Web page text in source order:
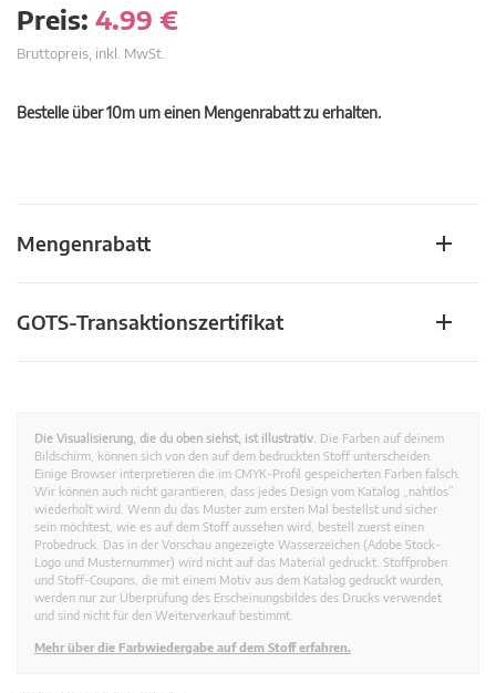
Preis: 4.99 €
Bruttopreis, inkl. MwSt.
Bestelle über 10m um einen Mengenrabatt zu erhalten.
Mengenrabatt
GOTS-Transaktionszertifikat
Die Visualisierung, die du oben siehst, ist illustrativ. Die Farben auf deinem
Bildschirm, können sich von den auf dem bedruckten Stoff unterscheiden.
Einige Browser interpretieren die im CMYK-Profil gespeicherten Farben falsch.
Wir können auch nicht garantieren, dass jedes Design vom Katalog „nahtlos”
wiederholt wird. Wenn du das Muster zum ersten Mal bestellst und sicher
sein möchtest, wie es auf dem Stoff aussehen wird, bestell zuerst einen
Probedruck. Das in der Vorschau angezeigte Wasserzeichen (Adobe Stock-
Logo und Musternummer) wird nicht auf das Material gedruckt. Stoffproben
und Stoff-Coupons, die mit einem Motiv aus dem Katalog gedruckt wurden,
werden nur zur Überprüfung des Erscheinungsbildes des Drucks verwendet
und sind nicht für den Weiterverkauf bestimmt.
Mehr über die Farbwiedergabe auf dem Stoff erfahren.